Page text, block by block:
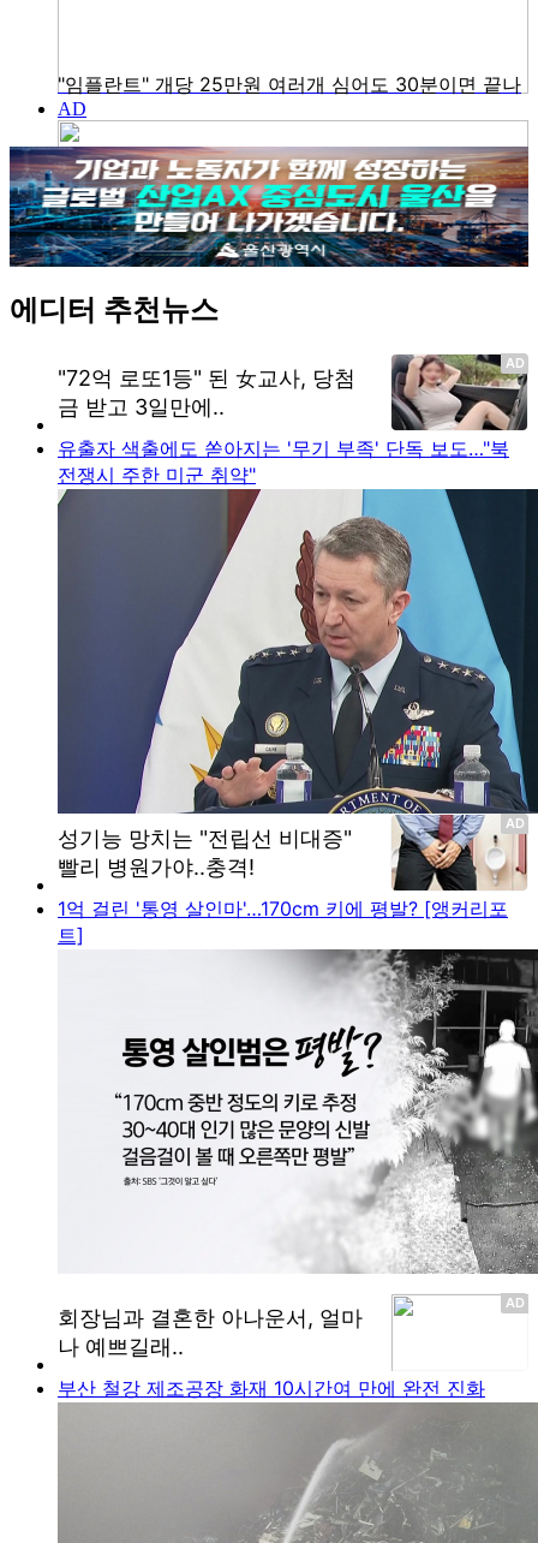
에디터 추천뉴스
유출자 색출에도 쏟아지는 '무기 부족' 단독 보도…"북
전쟁시 주한 미군 취약"
1억 걸린 '통영 살인마'…170cm 키에 평발? [앵커리포
트]
부산 철강 제조공장 화재 10시간여 만에 완전 진화